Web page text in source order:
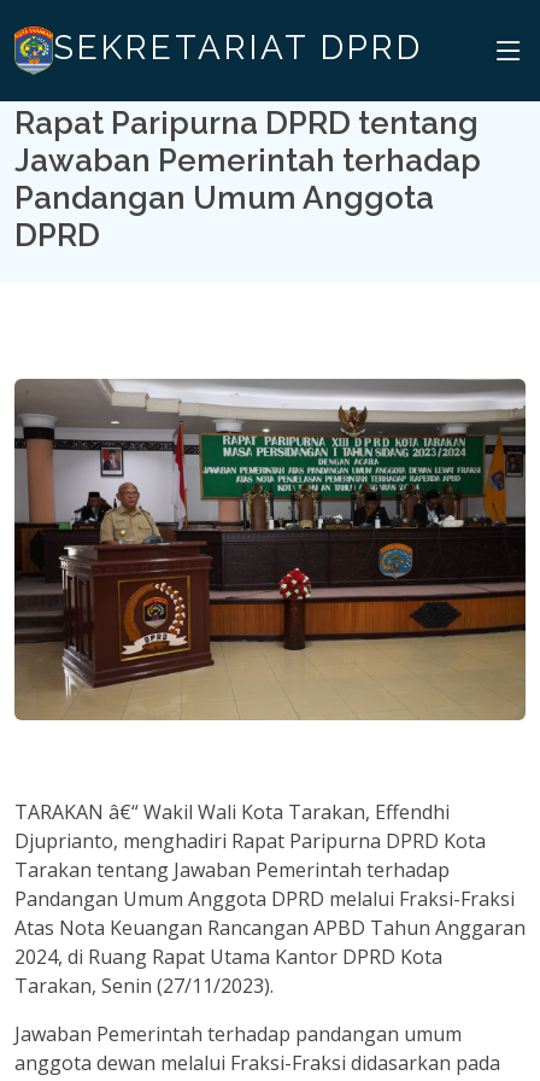
SEKRETARIAT DPRD
Rapat Paripurna DPRD tentang
Jawaban Pemerintah terhadap
Pandangan Umum Anggota
DPRD
TARAKAN â€“ Wakil Wali Kota Tarakan, Effendhi
Djuprianto, menghadiri Rapat Paripurna DPRD Kota
Tarakan tentang Jawaban Pemerintah terhadap
Pandangan Umum Anggota DPRD melalui Fraksi-Fraksi
Atas Nota Keuangan Rancangan APBD Tahun Anggaran
2024, di Ruang Rapat Utama Kantor DPRD Kota
Tarakan, Senin (27/11/2023).
Jawaban Pemerintah terhadap pandangan umum
anggota dewan melalui Fraksi-Fraksi didasarkan pada